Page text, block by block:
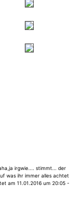
irgwie.... stimmt... der
was ihr immer alles achtet
am 11.01.2016 um 20:05 -